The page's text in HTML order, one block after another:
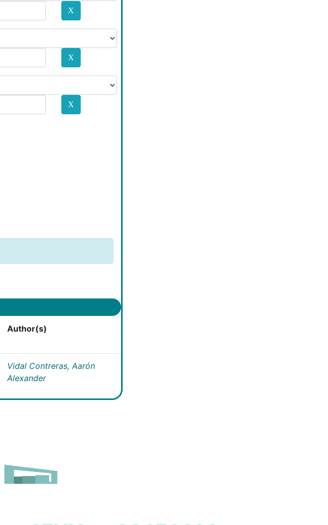
Author(s)
Vidal Contreras, Aarón
Alexander